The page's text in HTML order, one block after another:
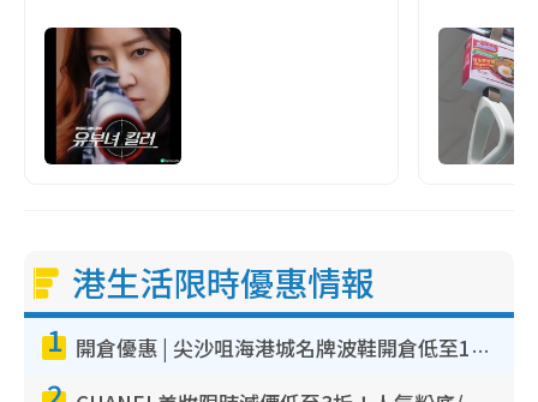
港生活限時優惠情報
1 開倉優惠 | 尖沙咀海港城名牌波鞋開倉低至1折！On鞋$899起／Joy&Peace鞋履$98起